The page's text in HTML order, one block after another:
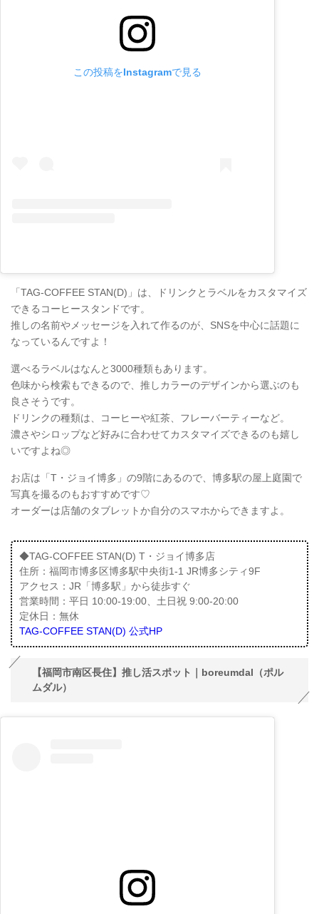
この投稿をInstagramで見る
「TAG-COFFEE STAN(D)」は、ドリンクとラベルをカスタマイズ
できるコーヒースタンドです。
推しの名前やメッセージを入れて作るのが、SNSを中心に話題に
なっているんですよ！
選べるラベルはなんと3000種類もあります。
色味から検索もできるので、推しカラーのデザインから選ぶのも
良さそうです。
ドリンクの種類は、コーヒーや紅茶、フレーバーティーなど。
濃さやシロップなど好みに合わせてカスタマイズできるのも嬉し
いですよね◎
お店は「T・ジョイ博多」の9階にあるので、博多駅の屋上庭園で
写真を撮るのもおすすめです♡
オーダーは店舗のタブレットか自分のスマホからできますよ。
◆TAG-COFFEE STAN(D) T・ジョイ博多店
住所：福岡市博多区博多駅中央街1-1 JR博多シティ9F
アクセス：JR「博多駅」から徒歩すぐ
営業時間：平日 10:00-19:00、土日祝 9:00-20:00
定休日：無休
TAG-COFFEE STAN(D) 公式HP
【福岡市南区長住】推し活スポット｜boreumdal（ポル
ムダル）